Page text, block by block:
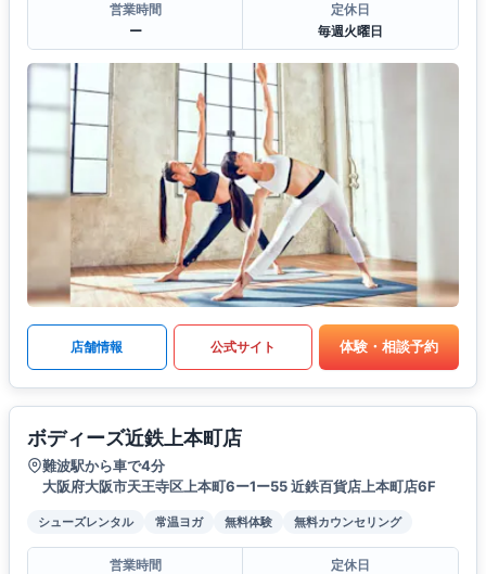
営業時間
ー
定休日
毎週火曜日
店舗情報 公式サイト 体験・相談予約
ボディーズ近鉄上本町店
難波駅から車で4分
大阪府大阪市天王寺区上本町6ー1ー55 近鉄百貨店上本町店6F
シューズレンタル 常温ヨガ 無料体験 無料カウンセリング
営業時間
定休日